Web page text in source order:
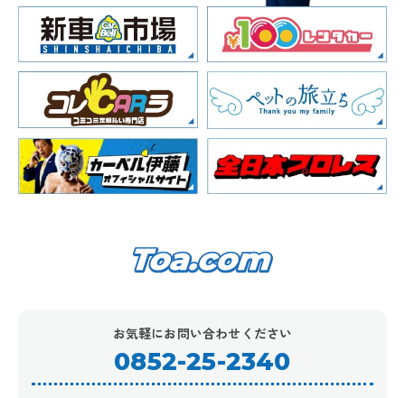
お気軽にお問い合わせください
0852-25-2340